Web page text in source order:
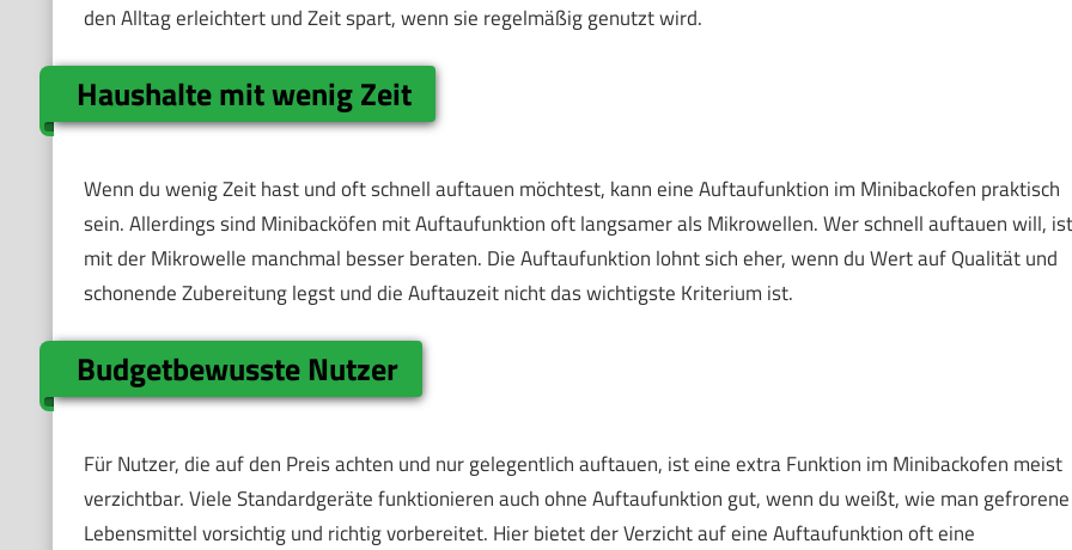
den Alltag erleichtert und Zeit spart, wenn sie regelmäßig genutzt wird.
Haushalte mit wenig Zeit
Wenn du wenig Zeit hast und oft schnell auftauen möchtest, kann eine Auftaufunktion im Minibackofen praktisch
sein. Allerdings sind Minibacköfen mit Auftaufunktion oft langsamer als Mikrowellen. Wer schnell auftauen will, ist
mit der Mikrowelle manchmal besser beraten. Die Auftaufunktion lohnt sich eher, wenn du Wert auf Qualität und
schonende Zubereitung legst und die Auftauzeit nicht das wichtigste Kriterium ist.
Budgetbewusste Nutzer
Für Nutzer, die auf den Preis achten und nur gelegentlich auftauen, ist eine extra Funktion im Minibackofen meist
verzichtbar. Viele Standardgeräte funktionieren auch ohne Auftaufunktion gut, wenn du weißt, wie man gefrorene
Lebensmittel vorsichtig und richtig vorbereitet. Hier bietet der Verzicht auf eine Auftaufunktion oft eine